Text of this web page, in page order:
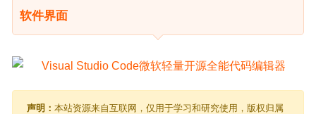
软件界面
声明： 本站资源来自互联网，仅用于学习和研究使用，版权归属